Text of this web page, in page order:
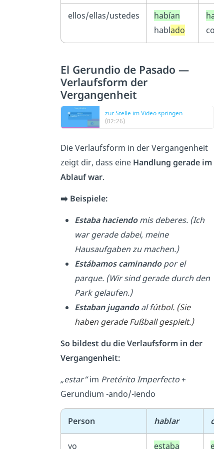
ellos/ellas/ustedes
habían
hablado
com
El Gerundio de Pasado —
Verlaufsform der
Vergangenheit
zur Stelle im Video springen
(02:26)
Die Verlaufsform in der Vergangenheit
zeigt dir, dass eine Handlung gerade im
Ablauf war.
➡️ Beispiele:
Estaba haciendomis deberes. (Ich
war gerade dabei, meine
Hausaufgaben zu machen.)
Estábamos caminandopor el
parque. (Wir sind gerade durch den
Park gelaufen.)
Estaban jugandoal fútbol. (Sie
haben gerade Fußball gespielt.)
So bildest du die Verlaufsform in der
Vergangenheit:
„estar“im Pretérito Imperfecto+
Gerundium -ando/-iendo
Person hablar
yo
estaba